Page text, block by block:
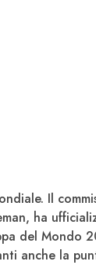
Il
, ha
del Mondo
anche la